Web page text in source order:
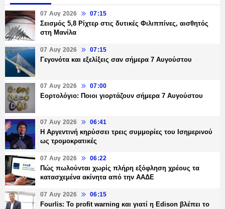
07 Αυγ 2026 07:15
Σεισμός 5,8 Ρίχτερ στις δυτικές Φιλιππίνες, αισθητός
στη Μανίλα
07 Αυγ 2026 07:15
Γεγονότα και εξελίξεις σαν σήμερα 7 Αυγούστου
07 Αυγ 2026 07:00
Εορτολόγιο: Ποιοι γιορτάζουν σήμερα 7 Αυγούστου
07 Αυγ 2026 06:41
Η Αργεντινή κηρύσσει τρεις συμμορίες του Ισημερινού
ως τρομοκρατικές
07 Αυγ 2026 06:22
Πώς πωλούνται χωρίς πλήρη εξόφληση χρέους τα
κατασχεμένα ακίνητα από την ΑΑΔΕ
07 Αυγ 2026 06:15
Fourlis: Το profit warning και γιατί η Edison βλέπει το